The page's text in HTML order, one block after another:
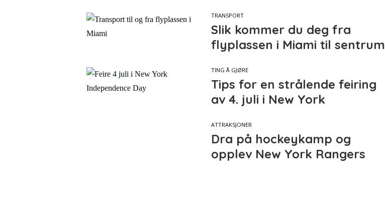
TRANSPORT
Slik kommer du deg fra
flyplassen i Miami til sentrum
TING Å GJØRE
Tips for en strålende feiring
av 4. juli i New York
ATTRAKSJONER
Dra på hockeykamp og
opplev New York Rangers